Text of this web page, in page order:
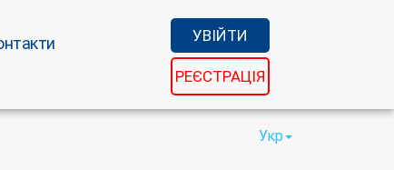
УВІЙТИ
РЕЄСТРАЦІЯ
Укр